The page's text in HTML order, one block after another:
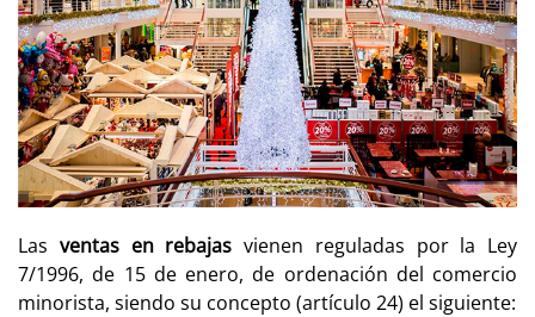
Las ventas en rebajas vienen reguladas por la Ley
7/1996, de 15 de enero, de ordenación del comercio
minorista, siendo su concepto (artículo 24) el siguiente: